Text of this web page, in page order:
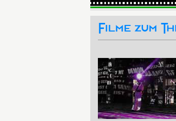
Filme zum